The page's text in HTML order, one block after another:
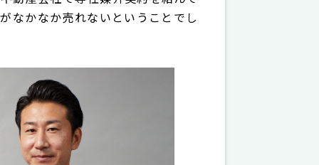
なかなか売れないということでし